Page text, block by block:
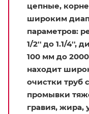
цепные,
широким
параметров:
1/2'' до 1.1/4'',
100 мм до
находит
очистки труб
промывки
гравия, жира,